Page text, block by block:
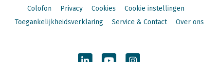
Colofon
Privacy Cookies
Cookie instellingen
Toegankelijkheidsverklaring
Service & Contact Over ons